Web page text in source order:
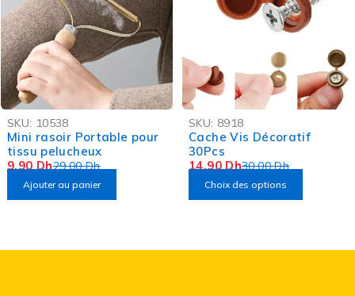
OFFRE FLASH
SKU: 10538
Mini rasoir Portable pour
tissu pelucheux
29,00Dh
9,90Dh
Ajouter au panier
OFFRE FLASH
SKU: 8918
Cache Vis Décoratif
30Pcs
30,00Dh
14,90Dh
Choix des options